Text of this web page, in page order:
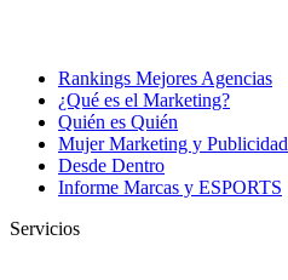
Rankings Mejores Agencias
¿Qué es el Marketing?
Quién es Quién
Mujer Marketing y Publicidad
Desde Dentro
Informe Marcas y ESPORTS
Servicios